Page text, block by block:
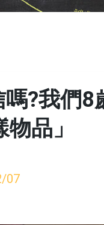
嗎?我們
品」
07